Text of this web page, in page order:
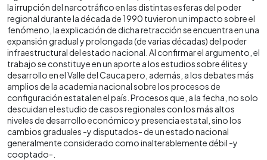
la irrupción del narcotráfico en las distintas esferas del poder
regional durante la década de 1990 tuvieron un impacto sobre el
fenómeno, la explicación de dicha retracción se encuentra en una
expansión gradual y prolongada (de varias décadas) del poder
infraestructural del estado nacional. Al confirmar el argumento, el
trabajo se constituye en un aporte a los estudios sobre élites y
desarrollo en el Valle del Cauca pero, además, a los debates más
amplios de la academia nacional sobre los procesos de
configuración estatal en el país. Procesos que, a la fecha, no solo
descuidan el estudio de casos regionales con los más altos
niveles de desarrollo económico y presencia estatal, sino los
cambios graduales -y disputados- de un estado nacional
generalmente considerado como inalterablemente débil -y
cooptado-.